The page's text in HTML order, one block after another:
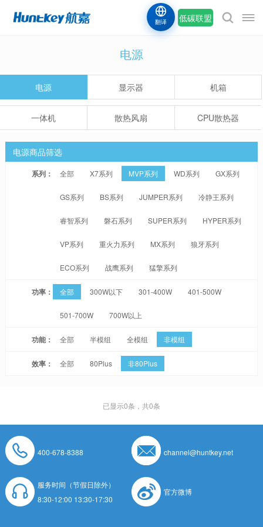
低碳联盟
翻译
电源
电源 显示器 机箱
一体机 散热风扇 CPU散热器
电源商品筛选
系列： 全部 X7系列 MVP系列 WD系列 GX系列
GS系列 BS系列 JUMPER系列 冷静王系列
睿智系列 磐石系列 SUPER系列 HYPER系列
VP系列 重火力系列 MX系列 狼牙系列
ECO系列 战鹰系列 猛擎系列
功率： 全部 300W以下 301-400W 401-500W
501-700W 700W以上
功能： 全部 半模组 全模组 非模组
效率： 全部 80Plus 非80Plus
已显示0条，共0条
400-678-8388 channel@huntkey.net
服务时间（节假日除外）
8:30-12:00 13:30-17:30
官方微博